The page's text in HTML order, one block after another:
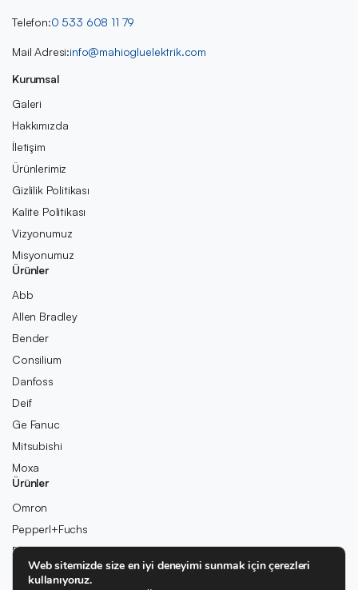
Telefon:0 533 608 11 79
Mail Adresi:info@mahiogluelektrik.com
Kurumsal
Galeri
Hakkımızda
İletişim
Ürünlerimiz
Gizlilik Politikası
Kalite Politikası
Vizyonumuz
Misyonumuz
Ürünler
Abb
Allen Bradley
Bender
Consilium
Danfoss
Deif
Ge Fanuc
Mitsubishi
Moxa
Ürünler
Omron
Pepperl+Fuchs
Pilz
Rexroth
Web sitemizde size en iyi deneyimi sunmak için çerezleri
kullanıyoruz.